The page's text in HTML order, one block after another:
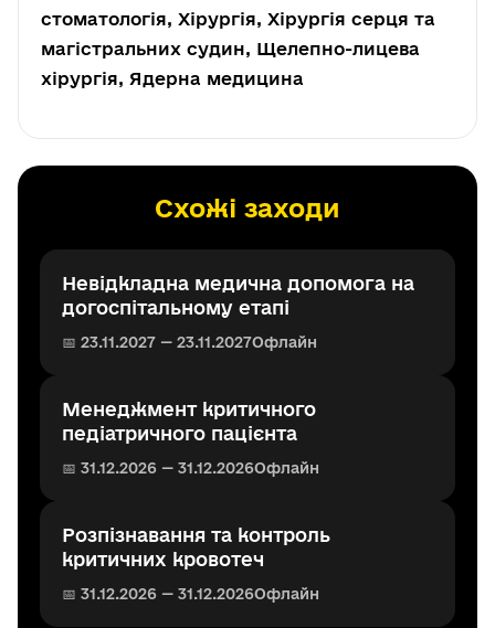
стоматологія, Хірургія, Хірургія серця та
магістральних судин, Щелепно-лицева
хірургія, Ядерна медицина
Схожі заходи
Невідкладна медична допомога на
догоспітальному етапі
📅 23.11.2027 — 23.11.2027Офлайн
Менеджмент критичного
педіатричного пацієнта
📅 31.12.2026 — 31.12.2026Офлайн
Розпізнавання та контроль
критичних кровотеч
📅 31.12.2026 — 31.12.2026Офлайн